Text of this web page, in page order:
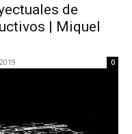
de
| Miquel
0